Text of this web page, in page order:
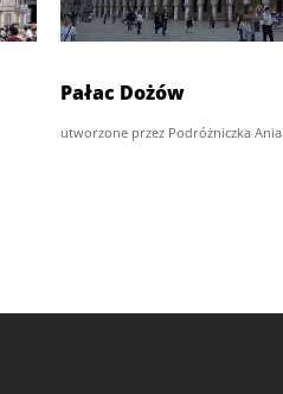
Pałac Dożów
utworzone przez Podróżniczka Ania